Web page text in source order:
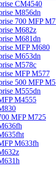
CM4540
M856dn
700 MFP
M682z
M681dn
MFP M680
M653dn
M578с
MFP M577
500 MFP
M555dn
M4555
MFP M725
M633fh